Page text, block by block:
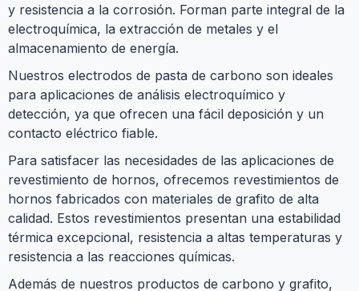
y resistencia a la corrosión. Forman parte integral de la
electroquímica, la extracción de metales y el
almacenamiento de energía.
Nuestros electrodos de pasta de carbono son ideales
para aplicaciones de análisis electroquímico y
detección, ya que ofrecen una fácil deposición y un
contacto eléctrico fiable.
Para satisfacer las necesidades de las aplicaciones de
revestimiento de hornos, ofrecemos revestimientos de
hornos fabricados con materiales de grafito de alta
calidad. Estos revestimientos presentan una estabilidad
térmica excepcional, resistencia a altas temperaturas y
resistencia a las reacciones químicas.
Además de nuestros productos de carbono y grafito,